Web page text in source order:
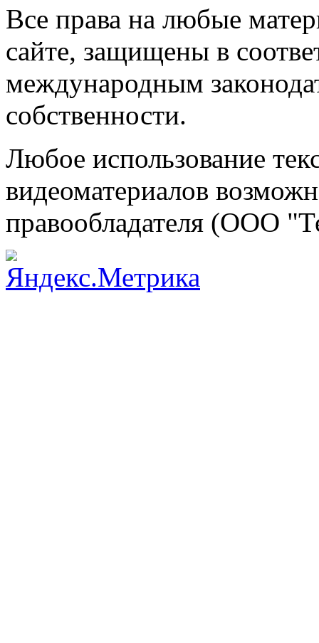
Все права на любые
сайте, защищены в
международным
собственности.
Любое использование
видеоматериалов
правообладателя (ООО